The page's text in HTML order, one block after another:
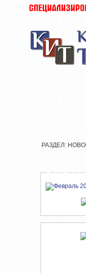
ЖУРНАЛА
РАЗДЕЛ: